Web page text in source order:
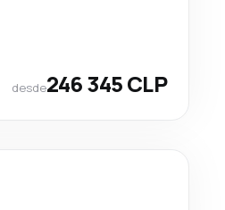
desde246 345 CLP